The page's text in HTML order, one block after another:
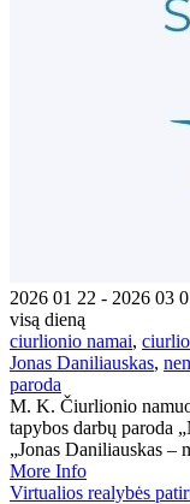
2026 01 22 - 2026 03
visą dieną
ciurlionio namai,
Jonas Daniliauskas,
paroda
M. K. Čiurlionio
tapybos darbų paroda
„Jonas Daniliauskas
More Info
Virtualios realybės